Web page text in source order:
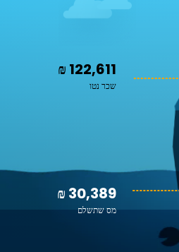
₪ 122,611
שכר נטו
₪ 30,389
מס שתשלם